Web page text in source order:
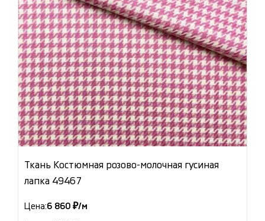
Ткань Костюмная розово-молочная гусиная
лапка 49467
Цена:6 860 ₽/м